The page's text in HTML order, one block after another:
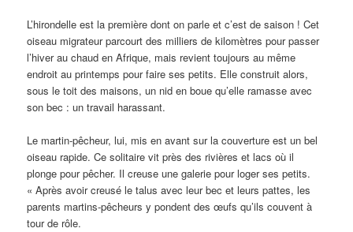
L’hirondelle est la première dont on parle et c’est de saison ! Cet
oiseau migrateur parcourt des milliers de kilomètres pour passer
l’hiver au chaud en Afrique, mais revient toujours au même
endroit au printemps pour faire ses petits. Elle construit alors,
sous le toit des maisons, un nid en boue qu’elle ramasse avec
son bec : un travail harassant.
Le martin-pêcheur, lui, mis en avant sur la couverture est un bel
oiseau rapide. Ce solitaire vit près des rivières et lacs où il
plonge pour pêcher. Il creuse une galerie pour loger ses petits.
« Après avoir creusé le talus avec leur bec et leurs pattes, les
parents martins-pêcheurs y pondent des œufs qu’ils couvent à
tour de rôle.